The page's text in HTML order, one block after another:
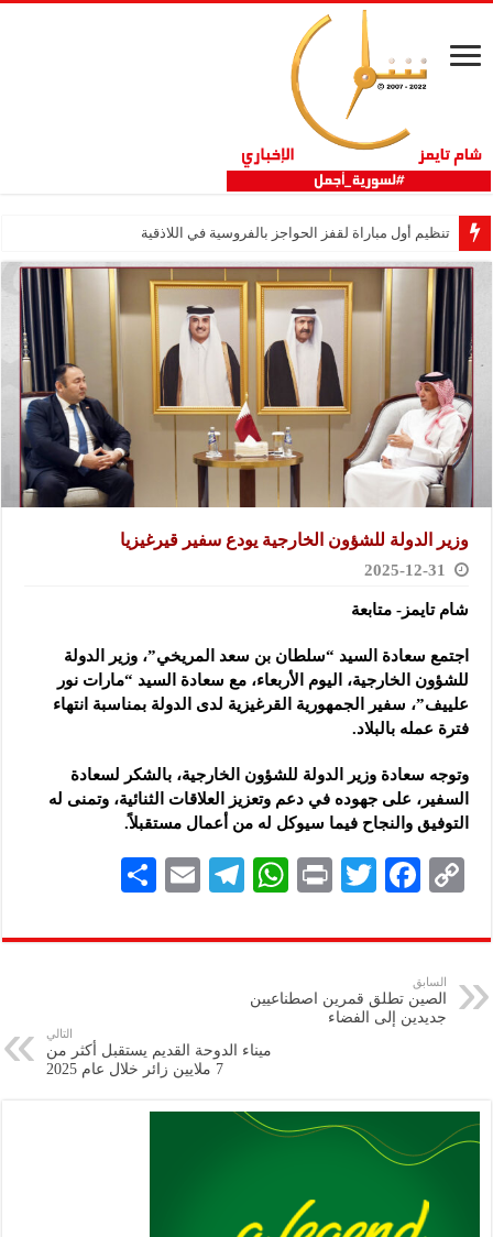
تنظيم أول مباراة لقفز الحواجز بالفروسية في اللاذقية
وزير الدولة للشؤون الخارجية يودع سفير قيرغيزيا
2025-12-31
شام تايمز- متابعة
اجتمع سعادة السيد “سلطان بن سعد المريخي”، وزير الدولة
للشؤون الخارجية، اليوم الأربعاء، مع سعادة السيد “مارات نور
علييف”، سفير الجمهورية القرغيزية لدى الدولة بمناسبة انتهاء
فترة عمله بالبلاد.
وتوجه سعادة وزير الدولة للشؤون الخارجية، بالشكر لسعادة
السفير، على جهوده في دعم وتعزيز العلاقات الثنائية، وتمنى له
التوفيق والنجاح فيما سيوكل له من أعمال مستقبلاً.
C
p
y
Li
F
eb
k
T
tt
P
nt
W
at
A
p
Te
gr
E
ai
ar
السابق
الصين تطلق قمرين اصطناعيين
جديدين إلى الفضاء
التالي
ميناء الدوحة القديم يستقبل أكثر من
7 ملايين زائر خلال عام 2025